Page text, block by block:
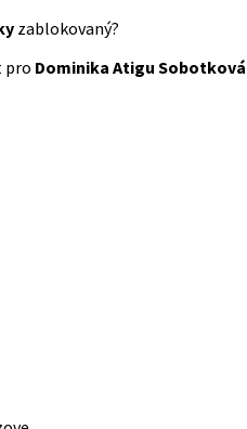
zablokovaný?
pro Dominika Atigu Sobotková